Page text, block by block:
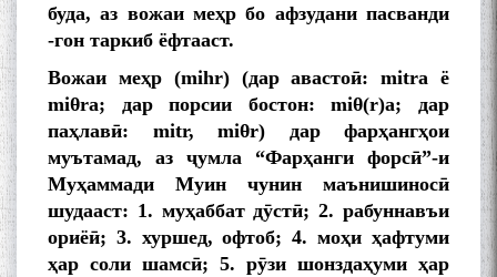
буда, аз вожаи меҳр бо афзудани пасванди
-гон таркиб ёфтааст.
Вожаи меҳр (mihr) (дар авастоӣ: mitra ё
miθra; дар порсии бостон: miθ(r)a; дар
паҳлавӣ: mitr, miθr) дар фарҳангҳои
муътамад, аз ҷумла “Фарҳанги форсӣ”-и
Муҳаммади Муин чунин маънишиносӣ
шудааст: 1. муҳаббат дӯстӣ; 2. рабуннавъи
ориёӣ; 3. хуршед, офтоб; 4. моҳи ҳафтуми
ҳар соли шамсӣ; 5. рӯзи шонздаҳуми ҳар